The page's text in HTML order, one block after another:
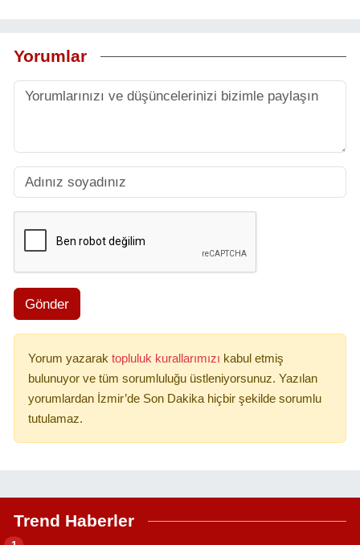
Yorumlar
Gönder
Yorum yazarak topluluk kurallarımızı kabul etmiş
bulunuyor ve tüm sorumluluğu üstleniyorsunuz. Yazılan
yorumlardan İzmir’de Son Dakika hiçbir şekilde sorumlu
tutulamaz.
Trend Haberler